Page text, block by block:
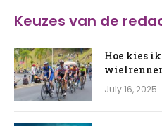
Keuzes van de
Hoe kies ik
July 16, 2025